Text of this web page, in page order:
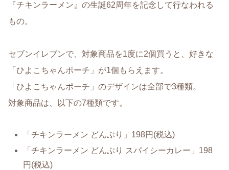
『チキンラーメン』の生誕62周年を記念して行なわれる
もの。
セブンイレブンで、対象商品を1度に2個買うと、好きな
「ひよこちゃんポーチ」が1個もらえます。
「ひよこちゃんポーチ」のデザインは全部で3種類。
対象商品は、以下の7種類です。
「チキンラーメン どんぶり」198円(税込)
「チキンラーメン どんぶり スパイシーカレー」198
円(税込)